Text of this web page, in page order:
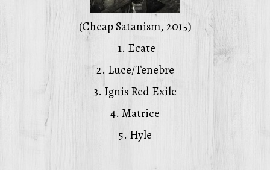
(Cheap Satanism, 2015)
1. Ecate
2. Luce/Tenebre
3. Ignis Red Exile
4. Matrice
5. Hyle